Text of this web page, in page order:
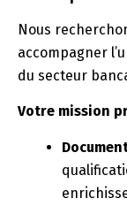
Nous
accompagner
du secteur
Votre mission